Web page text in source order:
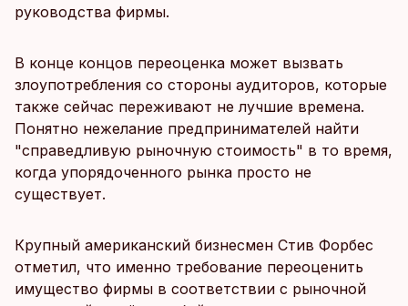
руководства фирмы.
В конце концов переоценка может вызвать
злоупотребления со стороны аудиторов, которые
также сейчас переживают не лучшие времена.
Понятно нежелание предпринимателей найти
"справедливую рыночную стоимость" в то время,
когда упорядоченного рынка просто не
существует.
Крупный американский бизнесмен Стив Форбес
отметил, что именно требование переоценить
имущество фирмы в соответствии с рыночной